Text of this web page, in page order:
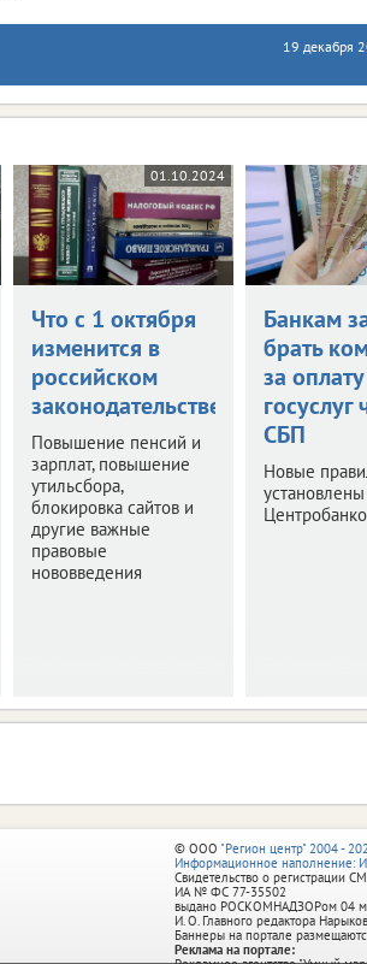
19 декабря
01.10.2024
Что с 1 октября
изменится в
российском
законодательстве
Повышение пенсий и
зарплат, повышение
утильсбора,
блокировка сайтов и
другие важные
правовые
нововведения
Банкам
брать
за оплату
госуслуг
СБП
Новые
установлены
© ООО "Регион центр" 2004 -
Информационное наполнение:
Свидетельство о регистрации
ИА № ФС 77‑35502
выдано РОСКОМНАДЗОРом 04
И. О. Главного редактора
Баннеры на портале
Реклама на портале: